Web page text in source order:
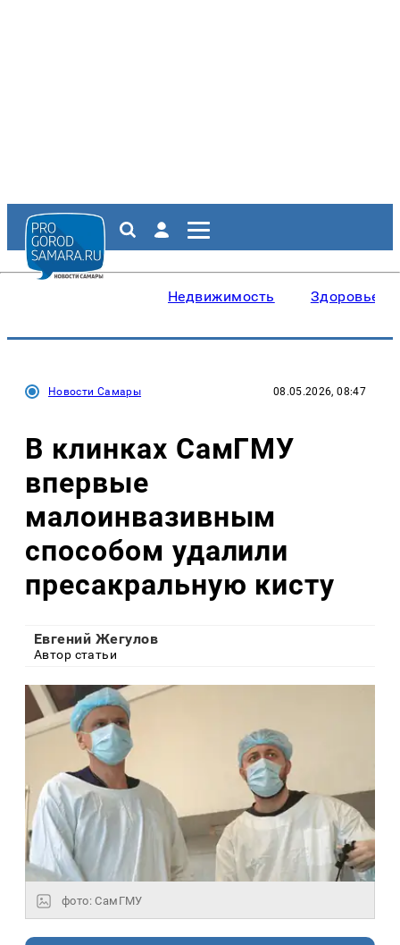
Недвижимость Здоровье
Новости Самары 08.05.2026, 08:47
В клинках СамГМУ
впервые
малоинвазивным
способом удалили
пресакральную кисту
Евгений Жегулов
Автор статьи
фото: СамГМУ